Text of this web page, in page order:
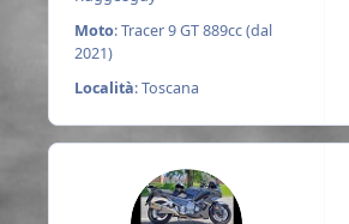
Moto: Tracer 9 GT 889cc (dal
2021)
Località: Toscana